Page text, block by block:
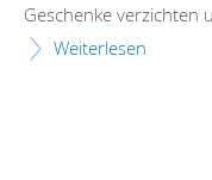
Geschenke verzichten
Weiterlesen